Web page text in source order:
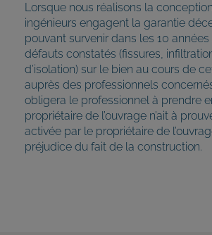
Lorsque nous réalisons la
ingénieurs engagent la garantie
pouvant survenir dans les 10
défauts constatés (fissures,
d’isolation) sur le bien au cours de
auprès des professionnels
obligera le professionnel à prendre
propriétaire de l’ouvrage n’ait à
activée par le propriétaire de
préjudice du fait de la construction.